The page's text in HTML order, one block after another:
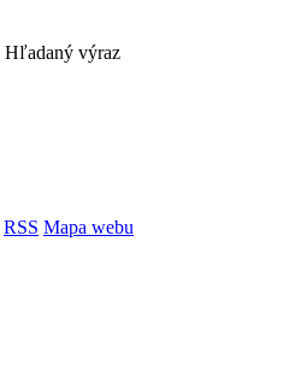
Hľadaný výraz
RSS Mapa webu